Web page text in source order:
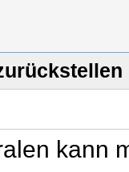
kann